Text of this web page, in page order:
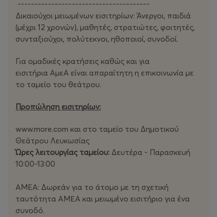
ερμηνεία της στην παραγωγή της RSC Ο βιασμός της
Λουκρητίας.
ως προσκεκλημένη στις
διοργανώσεις Meltdown της Yoko Ono και
του Richard Thompson στο Royal Festival Hall και
υπήρξε μία από τις αρχικές πρωταγωνίστριες της
βραβευμένης με Olivier παράστασης νεο-
καμπαρέ La Clique. Προτού ακολουθήσει την
ιδιάζουσα πορεία ως περφόρμερ, είχε διακριθεί ως
αρχιτέκτονας –πρόσφατα απέσπασε το αρχιτεκτονικό
βραβείο RIAI 2025– και ζωγράφος. Γεννημένη στο
μεγάλωσε σε ένα χωριό του Κορκ στην Ιρλανδία,
ακούγοντας την ετερόκλητη μουσική συλλογή των
γονιών και των αδελφών της, η οποία συνέβαλε
---------------------------------------
Δικαιούχοι μειωμένων εισιτηρίων: Άνεργοι, παιδιά
(μέχρι 12 χρονών), μαθητές, στρατιώτες, φοιτητές,
συνταξιούχοι, πολύτεκνοι, ηθοποιοί, συνοδοί.
Για ομαδικές κρατήσεις καθώς και για
εισιτήρια ΑμεΑ είναι απαραίτητη η επικοινωνία με
το ταμείο του θεάτρου.
Προπώληση εισιτηρίων:
www.more.com και στο ταμείο του Δημοτικού
Θεάτρου Λευκωσίας
Ώρες λειτουργίας ταμείου: Δευτέρα - Παρασκευή
10:00-13:00
ΑΜΕΑ: Δωρεάν για το άτομο με τη σχετική
ταυτότητα ΑΜΕΑ και μειωμένο εισιτήριο για ένα
συνοδό.